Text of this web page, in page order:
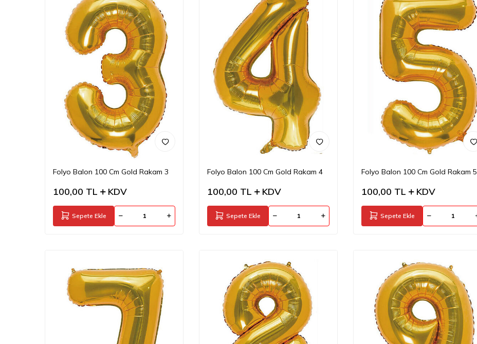
Folyo Balon 100 Cm Gold Rakam 3
100,00 TL KDV
Sepete Ekle
Folyo Balon 100 Cm Gold Rakam 4
100,00 TL KDV
Sepete Ekle
Folyo Balon 100 Cm Gold Rakam 5
100,00 TL KDV
Sepete Ekle